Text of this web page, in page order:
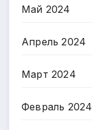
Май 2024
Апрель 2024
Март 2024
Февраль 2024